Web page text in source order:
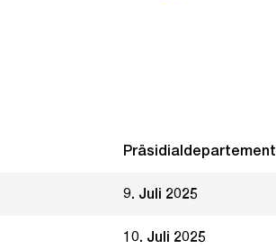
Präsidialdepartement
9. Juli 2025
10. Juli 2025